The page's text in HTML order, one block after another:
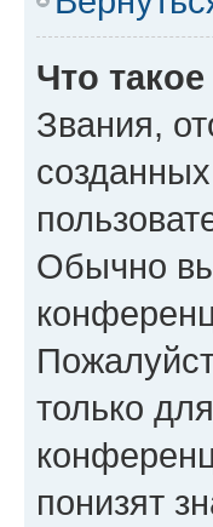
Что
Звания,
Обычно
только
понизят